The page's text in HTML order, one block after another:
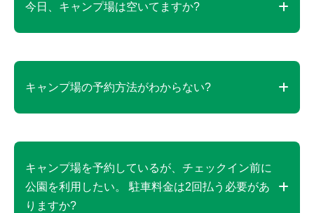
グを使用される場合は必ず回収いただきますようお
願いいたします。
今日、キャンプ場は空いてますか?
お問い合わせは以下にお願いします。
キャンプ場の予約方法がわからない?
キャンプ場のご予約はwebサイトでのみ予約を承っ
90日前の0時より受付を開始いたします。
https://www.the-cliff.jp/reservation
キャンプ場を予約しているが、チェックイン前に
公園を利用したい。 駐車料金は2回払う必要があ
りますか?